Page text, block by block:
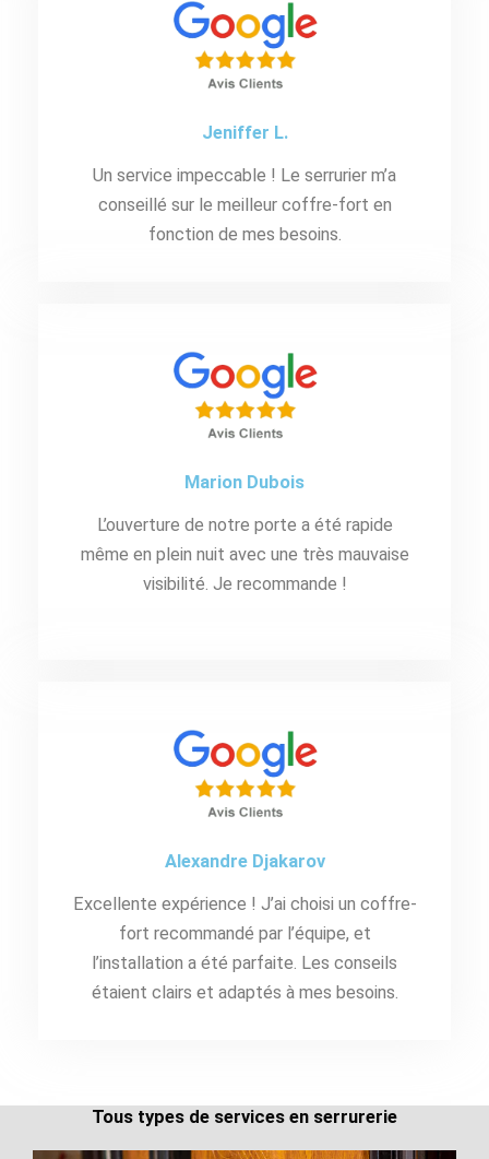
Jeniffer L.
Un service impeccable ! Le serrurier m’a
conseillé sur le meilleur coffre-fort en
fonction de mes besoins.
Marion Dubois
L’ouverture de notre porte a été rapide
même en plein nuit avec une très mauvaise
visibilité. Je recommande !
Alexandre Djakarov
Excellente expérience ! J’ai choisi un coffre-
fort recommandé par l’équipe, et
l’installation a été parfaite. Les conseils
étaient clairs et adaptés à mes besoins.
Tous types de services en serrurerie